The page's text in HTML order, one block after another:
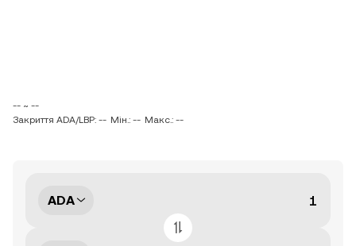
-- ~ --
Закриття ADA/LBP: -- Мін.: -- Макс.: --
ADA